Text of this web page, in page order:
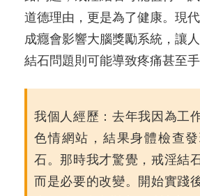
道德理由，更是為了健康。現
成癮會影響大腦獎勵系統，讓
結石問題則可能導致疼痛甚至手
我個人經歷：去年我因為工
色情網站，結果身體檢查
石。那時我才驚覺，戒淫結
而是必要的改變。開始實踐